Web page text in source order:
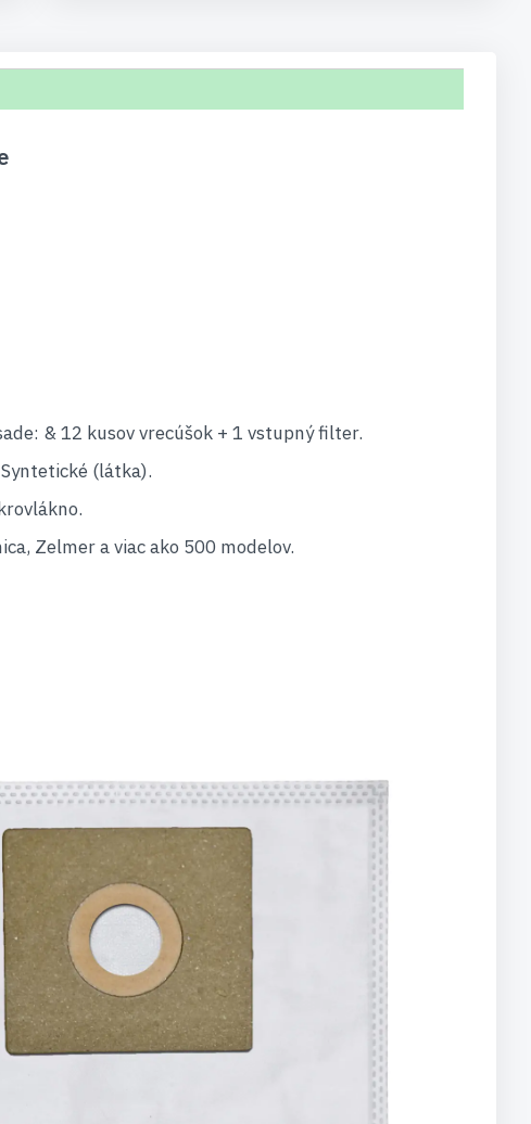
& 12 kusov vrecúšok + 1 vstupný filter.
(látka).
Zelmer a viac ako 500 modelov.